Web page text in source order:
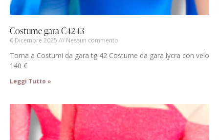
Costume gara C4243
6 Dicembre 2025 Nessun commento
Torna a Costumi da gara tg 42 Costume da gara lycra con velo
140 €
Leggi Tutto »